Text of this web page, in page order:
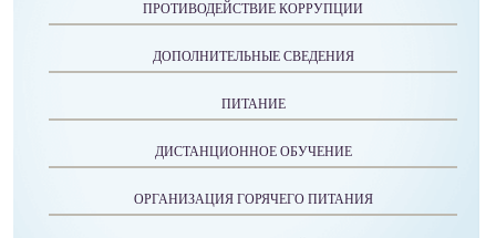
ПРОТИВОДЕЙСТВИЕ КОРРУПЦИИ
ДОПОЛНИТЕЛЬНЫЕ СВЕДЕНИЯ
ПИТАНИЕ
ДИСТАНЦИОННОЕ ОБУЧЕНИЕ
ОРГАНИЗАЦИЯ ГОРЯЧЕГО ПИТАНИЯ